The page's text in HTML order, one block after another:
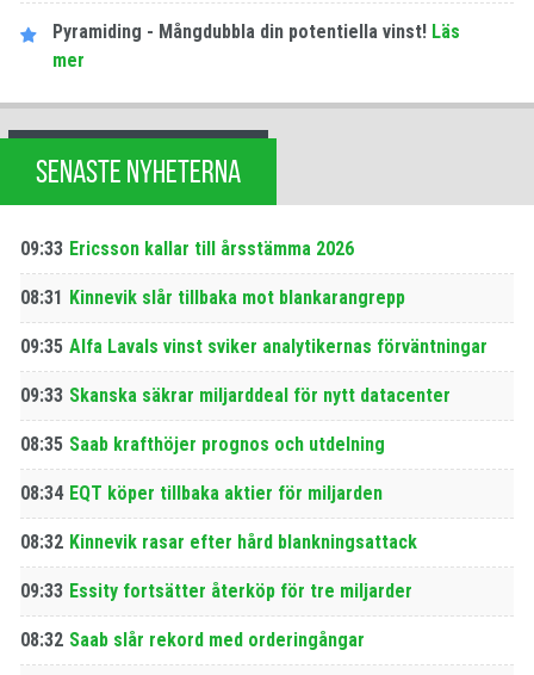
Pyramiding - Mångdubbla din potentiella vinst! Läs
mer
SENASTE NYHETERNA
09:33 Ericsson kallar till årsstämma 2026
08:31 Kinnevik slår tillbaka mot blankarangrepp
09:35 Alfa Lavals vinst sviker analytikernas förväntningar
09:33 Skanska säkrar miljarddeal för nytt datacenter
08:35 Saab krafthöjer prognos och utdelning
08:34 EQT köper tillbaka aktier för miljarden
08:32 Kinnevik rasar efter hård blankningsattack
09:33 Essity fortsätter återköp för tre miljarder
08:32 Saab slår rekord med orderingångar